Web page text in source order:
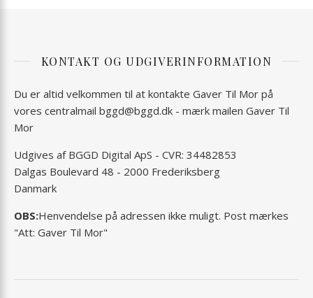
KONTAKT OG UDGIVERINFORMATION
Du er altid velkommen til at kontakte Gaver Til Mor på
vores centralmail bggd@bggd.dk - mærk mailen Gaver Til
Mor
Udgives af BGGD Digital ApS - CVR: 34482853
Dalgas Boulevard 48 - 2000 Frederiksberg
Danmark
OBS:Henvendelse på adressen ikke muligt. Post mærkes
"Att: Gaver Til Mor"